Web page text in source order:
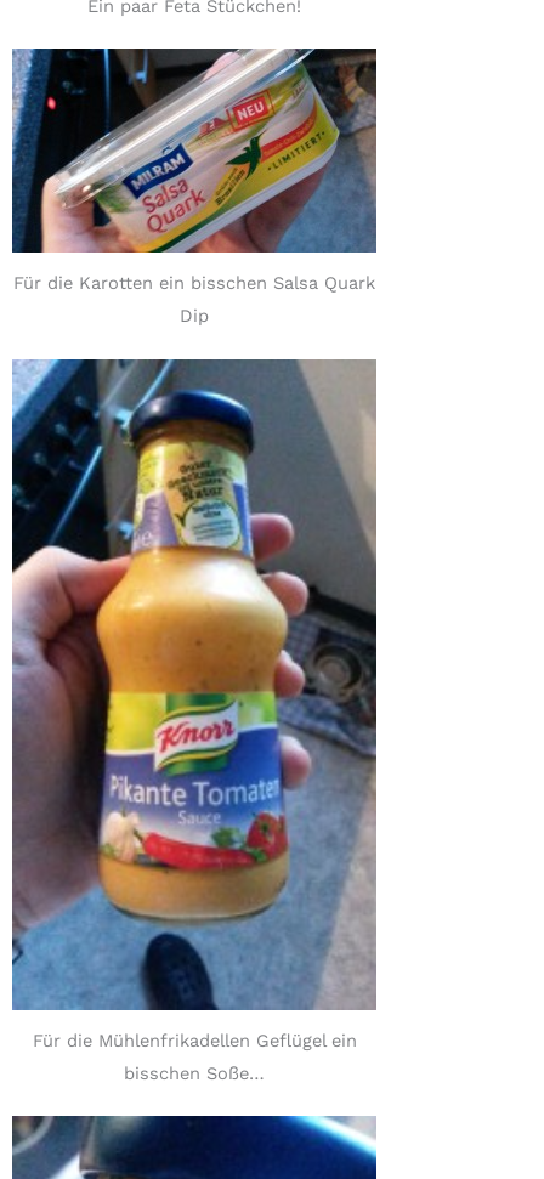
Ein paar Feta Stückchen!
Für die Karotten ein bisschen Salsa Quark
Dip
Für die Mühlenfrikadellen Geflügel ein
bisschen Soße…